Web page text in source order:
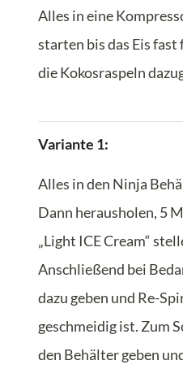
Alles in eine
starten bis das Eis
die Kokosraspeln
Variante 1:
Alles in den Ninja
Dann herausholen, 5
„Light ICE Cream“
Anschließend bei
dazu geben und Re-
geschmeidig ist. Zum
den Behälter geben